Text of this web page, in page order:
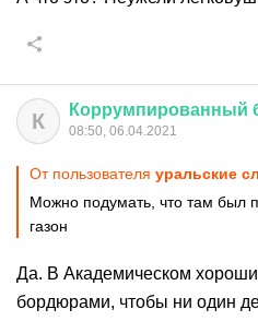
К Коррумпированный
08:50, 06.04.2021
От пользователя уральские
Можно подумать, что там был
газон
Да. В Академическом
бордюрами, чтобы ни один